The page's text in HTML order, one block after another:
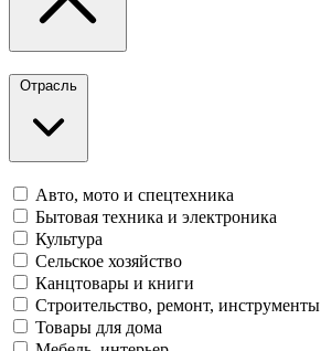
Отрасль
Авто, мото и спецтехника
Бытовая техника и электроника
Культура
Сельское хозяйство
Канцтовары и книги
Строительство, ремонт, инструменты
Товары для дома